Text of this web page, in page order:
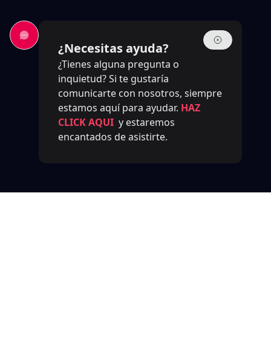
¿Necesitas ayuda?
¿Tienes alguna pregunta o
inquietud? Si te gustaría
comunicarte con nosotros, siempre
estamos aquí para ayudar. HAZ
CLICK AQUI y estaremos
encantados de asistirte.